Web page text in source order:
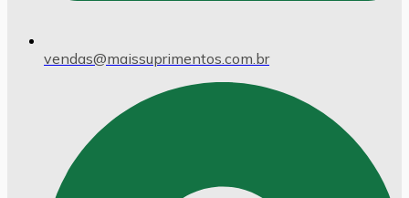
vendas@maissuprimentos.com.br